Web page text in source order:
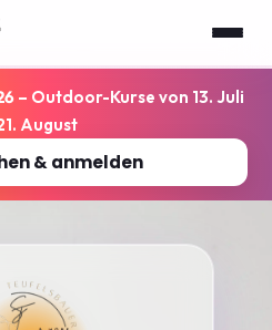
– Outdoor-Kurse von 13. Juli
August
& anmelden